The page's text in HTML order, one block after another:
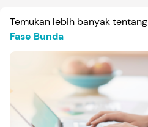
Temukan lebih banyak tentang
Fase Bunda